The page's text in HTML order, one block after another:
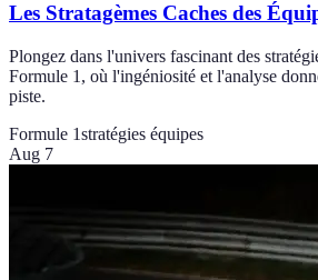
Les Stratagèmes Caches des
Plongez dans l'univers fascinant des
Formule 1, où l'ingéniosité et l'analyse
piste.
Formule 1stratégies équipes
Aug 7